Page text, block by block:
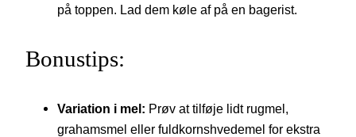
på toppen. Lad dem køle af på en bagerist.
Bonustips:
Variation i mel: Prøv at tilføje lidt rugmel,
grahamsmel eller fuldkornshvedemel for ekstra